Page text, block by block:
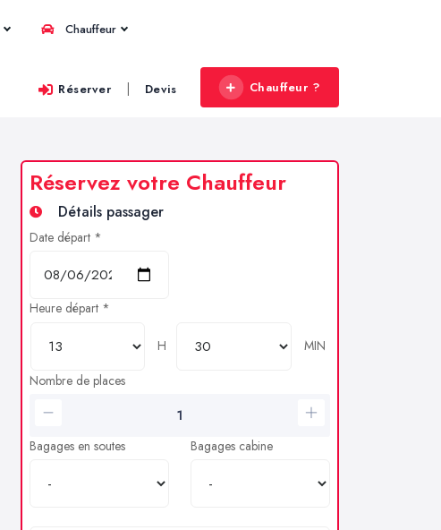
Chauffeur
Réserver | Devis Chauffeur ?
Réservez votre Chauffeur
Détails passager
Date départ *
Heure départ *
H
MIN
Nombre de places
Bagages en soutes Bagages cabine